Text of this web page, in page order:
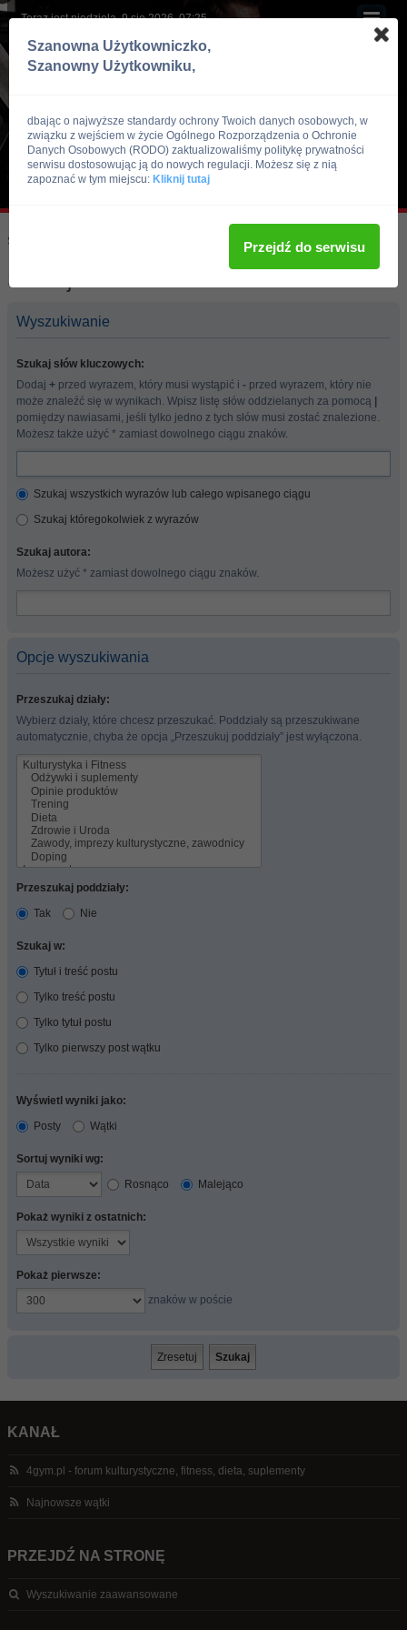
Teraz jest niedziela, 9 sie 2026, 07:25
Skocz do:
Szukaj
Wyszukiwanie
Szukaj słów kluczowych:
Dodaj + przed wyrazem, który musi wystąpić i - przed wyrazem, który nie
może znaleźć się w wynikach. Wpisz listę słów oddzielanych za pomocą
pomiędzy nawiasami, jeśli tylko jedno z tych słów musi zostać znalezione.
Możesz także użyć * zamiast dowolnego ciągu znaków.
Szukaj wszystkich wyrazów lub całego wpisanego ciągu
Szukaj któregokolwiek z wyrazów
Szukaj autora:
Możesz użyć * zamiast dowolnego ciągu znaków.
Opcje wyszukiwania
Przeszukaj działy:
Wybierz działy, które chcesz przeszukać. Poddziały są przeszukiwane
automatycznie, chyba że opcja „Przeszukuj poddziały” jest wyłączona.
Przeszukaj poddziały:
Tak
Nie
Szukaj w:
Tytuł i treść postu
Tylko treść postu
Tylko tytuł postu
Tylko pierwszy post wątku
Wyświetl wyniki jako:
Posty
Wątki
Sortuj wyniki wg:
Rosnąco
Malejąco
Pokaż wyniki z ostatnich:
Pokaż pierwsze:
znaków w poście
KANAŁ
4gym.pl - forum kulturystyczne, fitness, dieta, suplementy
Najnowsze wątki
PRZEJDŹ NA STRONĘ
Wyszukiwanie zaawansowane
Szanowna Użytkowniczko,
Szanowny Użytkowniku,
dbając o najwyższe standardy ochrony Twoich danych osobowych, w
związku z wejściem w życie Ogólnego Rozporządzenia o Ochronie
Danych Osobowych (RODO) zaktualizowaliśmy politykę prywatności
serwisu dostosowując ją do nowych regulacji. Możesz się z nią
zapoznać w tym miejscu: Kliknij tutaj
Przejdź do serwisu